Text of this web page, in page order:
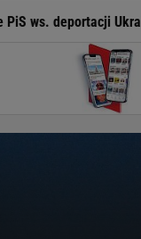
Ukraińców: